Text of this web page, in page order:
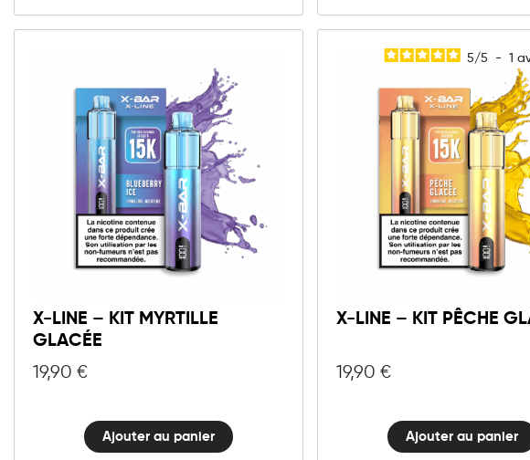
X-LINE – KIT MYRTILLE
GLACÉE
19,90 €
10mg 20mg
X-
LINE
Kit
Myrtille
Ajouter au panier
5/5 - 1
X-LINE – KIT PÊCHE
19,90€
10mg 20mg
X-
LINE
Kit
Pêche
Ajouter au panier